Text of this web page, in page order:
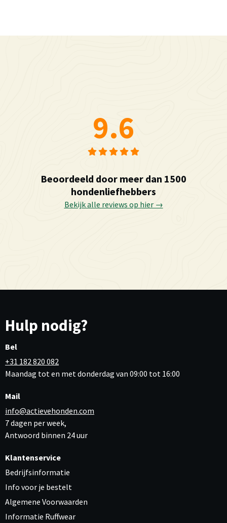
9.6
Beoordeeld door meer dan 1500
hondenliefhebbers
Bekijk alle reviews op hier →
Hulp nodig?
Bel
+31 182 820 082
Maandag tot en met donderdag van 09:00 tot 16:00
Mail
info@actievehonden.com
7 dagen per week,
Antwoord binnen 24 uur
Klantenservice
Bedrijfsinformatie
Info voor je bestelt
Algemene Voorwaarden
Informatie Ruffwear